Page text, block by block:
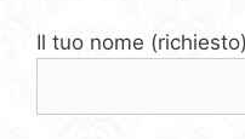
Il tuo nome (richiesto)